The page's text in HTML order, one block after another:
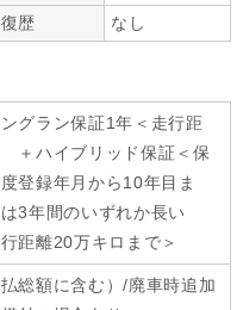
歴
なし
グラン保証1年＜走行距
＋ハイブリッド保証＜保
登録年月から10年目ま
3年間のいずれか長い
距離20万キロまで＞
総額に含む）/廃車時追加